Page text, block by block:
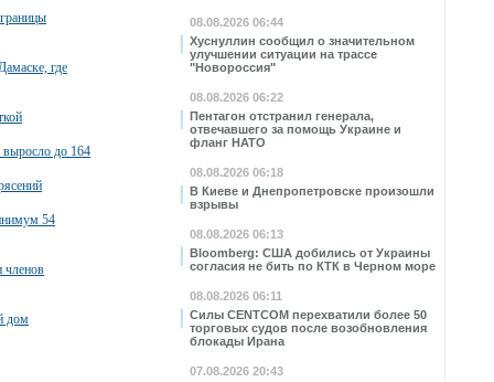
08.08.2026 06:44
Хуснуллин сообщил о значительном
улучшении ситуации на трассе
"Новороссия"
08.08.2026 06:22
Пентагон отстранил генерала,
отвечавшего за помощь Украине и
фланг НАТО
08.08.2026 06:18
В Киеве и Днепропетровске произошли
взрывы
08.08.2026 06:13
Bloomberg: США добились от Украины
согласия не бить по КТК в Черном море
08.08.2026 06:11
Силы CENTCOM перехватили более 50
торговых судов после возобновления
блокады Ирана
07.08.2026 20:43
где
выросло до 164
54
членов
дом